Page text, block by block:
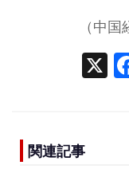
（中国
X
関連記事